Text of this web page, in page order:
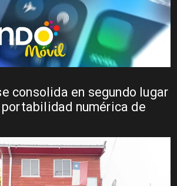
consolida en segundo lugar
numérica de